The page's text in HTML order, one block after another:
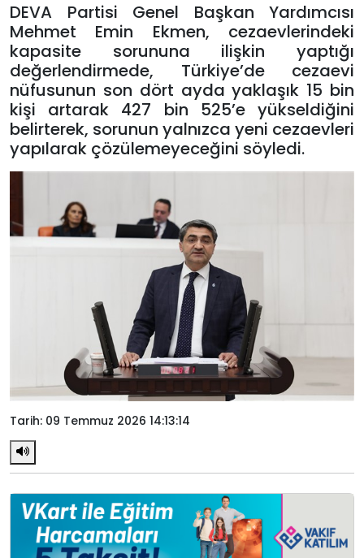
DEVA Partisi Genel Başkan Yardımcısı
Mehmet Emin Ekmen, cezaevlerindeki
kapasite sorununa ilişkin yaptığı
değerlendirmede, Türkiye’de cezaevi
nüfusunun son dört ayda yaklaşık 15 bin
kişi artarak 427 bin 525’e yükseldiğini
belirterek, sorunun yalnızca yeni cezaevleri
yapılarak çözülemeyeceğini söyledi.
Tarih: 09 Temmuz 2026 14:13:14